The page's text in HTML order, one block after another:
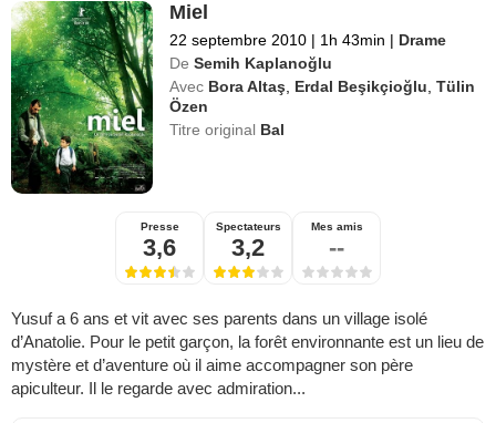
Miel
22 septembre 2010 | 1h 43min | Drame
De Semih Kaplanoğlu
Avec Bora Altaş Erdal Beşikçioğlu ,Tülin
Özen
Titre original Bal
Presse
3,6
Spectateurs
3,2
Mes amis
--
Yusuf a 6 ans et vit avec ses parents dans un village isolé
d’Anatolie. Pour le petit garçon, la forêt environnante est un lieu de
mystère et d’aventure où il aime accompagner son père
apiculteur. Il le regarde avec admiration...